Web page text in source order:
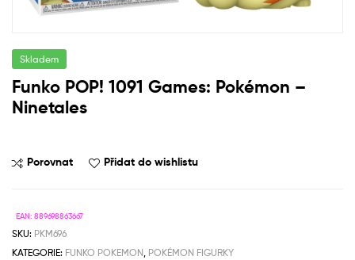
Skladem
Funko POP! 1091 Games: Pokémon –
Ninetales
Porovnat Přidat do wishlistu
EAN: 889698863667
SKU: PKM696
KATEGORIE: FUNKO POKEMON, POKÉMON FIGURKY